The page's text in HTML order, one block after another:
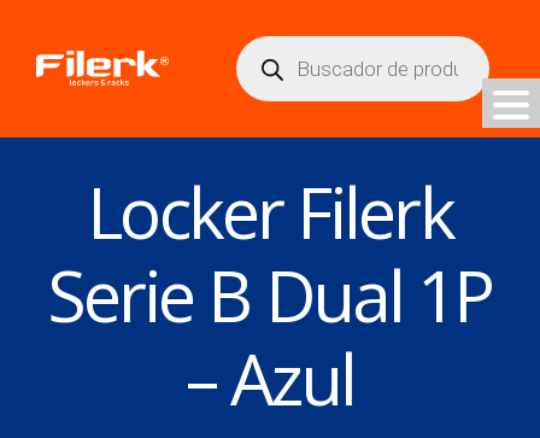
Búsqueda
de
productos
Locker Filerk
Serie B Dual 1P
– Azul